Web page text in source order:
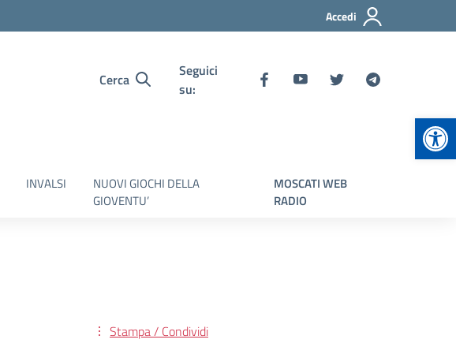
Accedi
Cerca
Seguici
su:
INVALSI
NUOVI GIOCHI DELLA
GIOVENTU’
MOSCATI WEB
RADIO
Stampa / Condividi